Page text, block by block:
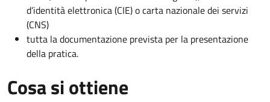
d’identità elettronica (CIE) o carta nazionale dei servizi
(CNS)
tutta la documentazione prevista per la presentazione
della pratica.
Cosa si ottiene